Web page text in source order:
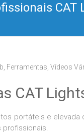
CAT
Ferramentas Vídeos
CAT
portáteis e
profissionais.